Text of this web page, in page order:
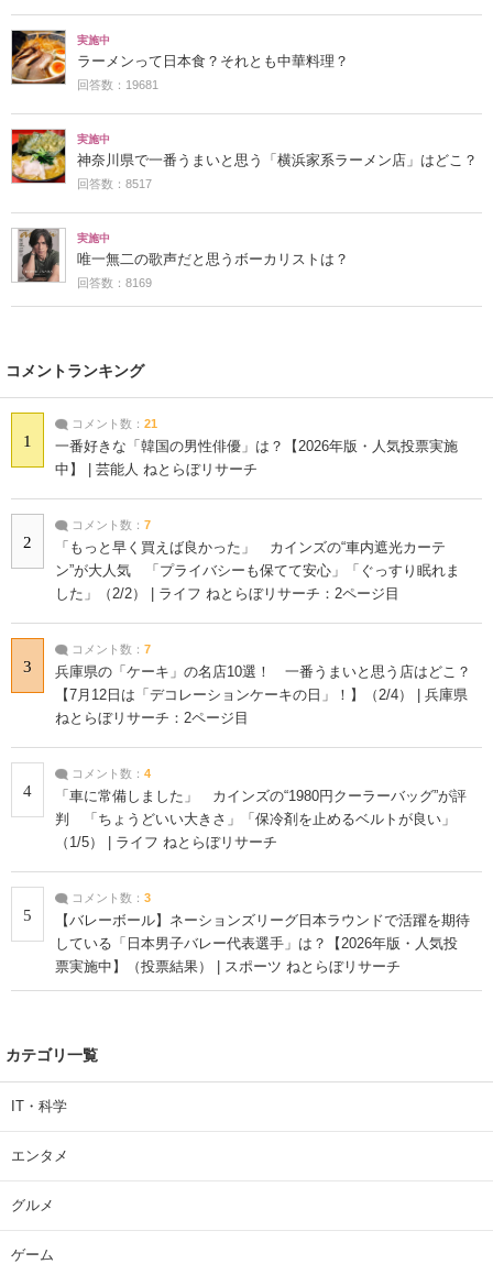
実施中
ラーメンって日本食？それとも中華料理？
回答数：19681
実施中
神奈川県で一番うまいと思う「横浜家系ラーメン店」はどこ？
回答数：8517
実施中
唯一無二の歌声だと思うボーカリストは？
回答数：8169
コメントランキング
1
コメント数： 21
一番好きな「韓国の男性俳優」は？【2026年版・人気投票実施
中】 | 芸能人 ねとらぼリサーチ
2
コメント数： 7
「もっと早く買えば良かった」 カインズの“車内遮光カーテ
ン”が大人気 「プライバシーも保てて安心」「ぐっすり眠れま
した」（2/2） | ライフ ねとらぼリサーチ：2ページ目
3
コメント数： 7
兵庫県の「ケーキ」の名店10選！ 一番うまいと思う店はどこ？
【7月12日は「デコレーションケーキの日」！】（2/4） | 兵庫県
ねとらぼリサーチ：2ページ目
4
コメント数： 4
「車に常備しました」 カインズの“1980円クーラーバッグ”が評
判 「ちょうどいい大きさ」「保冷剤を止めるベルトが良い」
（1/5） | ライフ ねとらぼリサーチ
5
コメント数： 3
【バレーボール】ネーションズリーグ日本ラウンドで活躍を期待
している「日本男子バレー代表選手」は？【2026年版・人気投
票実施中】（投票結果） | スポーツ ねとらぼリサーチ
カテゴリ一覧
IT・科学
エンタメ
グルメ
ゲーム